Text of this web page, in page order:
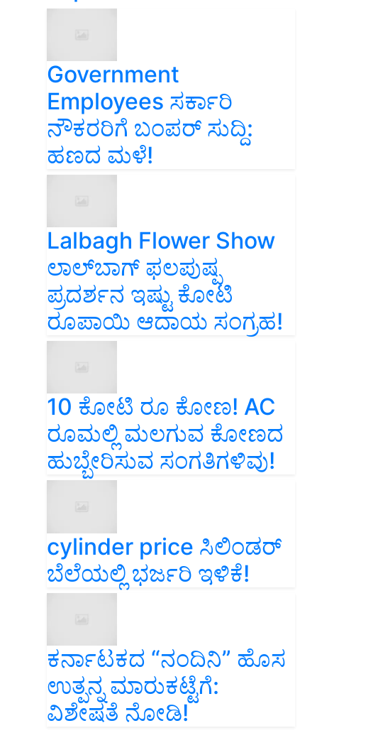
Government
Employees ಸರ್ಕಾರಿ
ನೌಕರರಿಗೆ ಬಂಪರ್‌ ಸುದ್ದಿ:
ಹಣದ ಮಳೆ!
Lalbagh Flower Show
ಲಾಲ್‌ಬಾಗ್ ಫಲಪುಷ್ಪ
ಪ್ರದರ್ಶನ ಇಷ್ಟು ಕೋಟಿ
ರೂಪಾಯಿ ಆದಾಯ ಸಂಗ್ರಹ!
10 ಕೋಟಿ ರೂ ಕೋಣ! AC
ರೂಮಲ್ಲಿ ಮಲಗುವ ಕೋಣದ
ಹುಬ್ಬೇರಿಸುವ ಸಂಗತಿಗಳಿವು!
cylinder price ಸಿಲಿಂಡರ್‌
ಬೆಲೆಯಲ್ಲಿ ಭರ್ಜರಿ ಇಳಿಕೆ!
ಕರ್ನಾಟಕದ “ನಂದಿನಿ” ಹೊಸ
ಉತ್ಪನ್ನ ಮಾರುಕಟ್ಟೆಗೆ:
ವಿಶೇಷತೆ ನೋಡಿ!